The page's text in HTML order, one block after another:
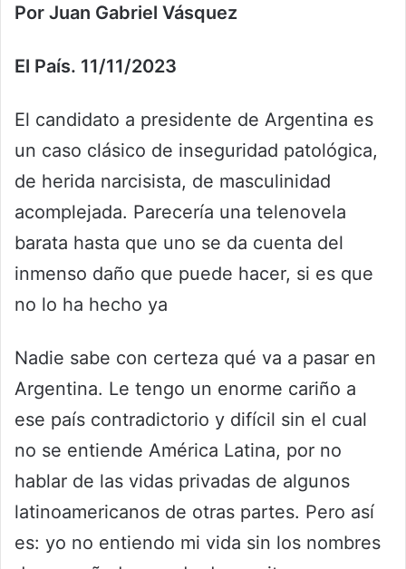
Por Juan Gabriel Vásquez
El País. 11/11/2023
El candidato a presidente de Argentina es
un caso clásico de inseguridad patológica,
de herida narcisista, de masculinidad
acomplejada. Parecería una telenovela
barata hasta que uno se da cuenta del
inmenso daño que puede hacer, si es que
no lo ha hecho ya
Nadie sabe con certeza qué va a pasar en
Argentina. Le tengo un enorme cariño a
ese país contradictorio y difícil sin el cual
no se entiende América Latina, por no
hablar de las vidas privadas de algunos
latinoamericanos de otras partes. Pero así
es: yo no entiendo mi vida sin los nombres